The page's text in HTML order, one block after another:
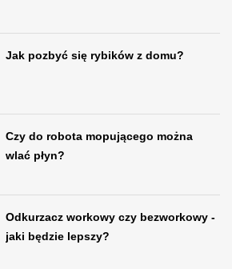
Jak pozbyć się rybików z domu?
Czy do robota mopującego można
wlać płyn?
Odkurzacz workowy czy bezworkowy -
jaki będzie lepszy?